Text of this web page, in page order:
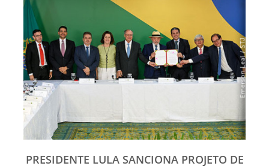
PRESIDENTE LULA SANCIONA PROJETO DE